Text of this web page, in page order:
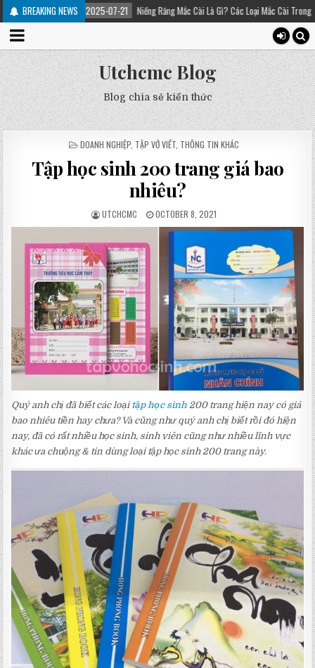
BREAKING NEWS
2025-07-21 Niềng Răng Mắc Cài Là Gì? Các Loại Mắc Cài Trong Niềng Răng –
Utchcmc Blog
Blog chia sẻ kiến thức
POSTED
DOANH NGHIỆP TẬP VỞ VIẾT THÔNG TIN KHÁC
Tập học sinh 200 trang giá bao
nhiêu?
UTCHCMC OCTOBER 8, 2021
Quý anh chị đã biết các loại tập học sinh 200 trang hiện nay có giá
bao nhiêu tiền hay chưa? Và cũng như quý anh chị biết rồi đó hiện
nay, đã có rất nhiều học sinh, sinh viên cũng như nhiều lĩnh vực
khác ưa chuộng & tin dùng loại tập học sinh 200 trang này.